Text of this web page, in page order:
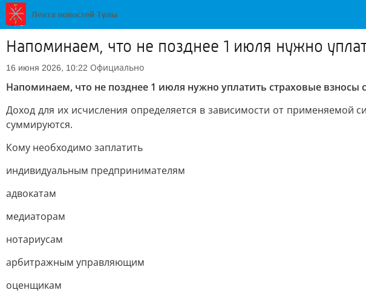
Напоминаем, что не позднее 1 июля нужно
16 июня 2026, 10:22 Официально
Напоминаем, что не позднее 1 июля нужно уплатить страховые взносы
Доход для их исчисления определяется в зависимости от
суммируются.
Кому необходимо заплатить
индивидуальным предпринимателям
адвокатам
медиаторам
нотариусам
арбитражным управляющим
оценщикам